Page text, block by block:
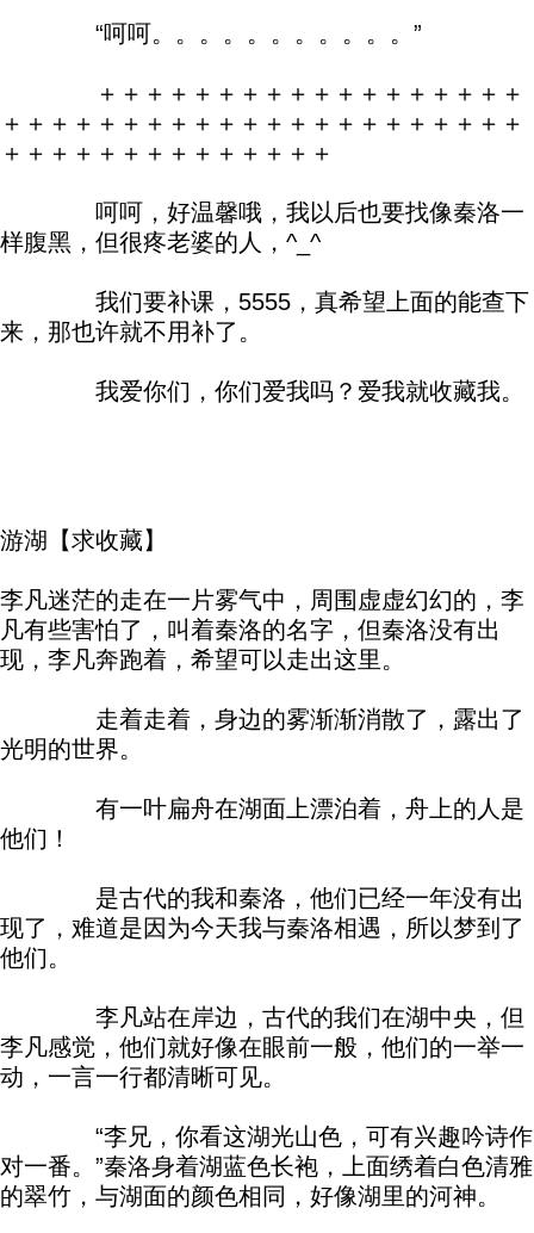
“呵呵。。。。。。。。。。。”
＋＋＋＋＋＋＋＋＋＋＋＋＋＋＋＋＋＋
＋＋＋＋＋＋＋＋＋＋＋＋＋＋＋＋＋＋＋＋＋＋
＋＋＋＋＋＋＋＋＋＋＋＋＋＋
呵呵，好温馨哦，我以后也要找像秦洛一
样腹黑，但很疼老婆的人，^_^
我们要补课，5555，真希望上面的能查下
来，那也许就不用补了。
我爱你们，你们爱我吗？爱我就收藏我。
游湖【求收藏】
李凡迷茫的走在一片雾气中，周围虚虚幻幻的，李
凡有些害怕了，叫着秦洛的名字，但秦洛没有出
现，李凡奔跑着，希望可以走出这里。
走着走着，身边的雾渐渐消散了，露出了
光明的世界。
有一叶扁舟在湖面上漂泊着，舟上的人是
他们！
是古代的我和秦洛，他们已经一年没有出
现了，难道是因为今天我与秦洛相遇，所以梦到了
他们。
李凡站在岸边，古代的我们在湖中央，但
李凡感觉，他们就好像在眼前一般，他们的一举一
动，一言一行都清晰可见。
“李兄，你看这湖光山色，可有兴趣吟诗作
对一番。”秦洛身着湖蓝色长袍，上面绣着白色清雅
的翠竹，与湖面的颜色相同，好像湖里的河神。